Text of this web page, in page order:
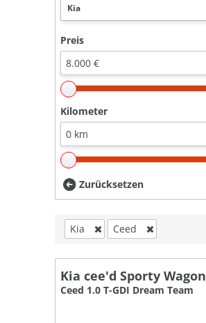
Preis
Kilometer
Zurücksetzen
Kia Ceed
Kia cee'd Sporty Wagon
Ceed 1.0 T-GDI Dream Team